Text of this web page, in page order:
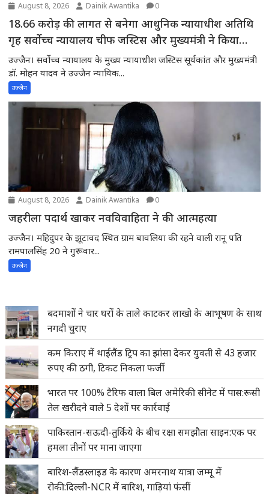
August 8, 2026 Dainik Awantika 0
18.66 करोड़ की लागत से बनेगा आधुनिक न्यायाधीश अतिथि
गृह सर्वोच्च न्यायालय चीफ जस्टिस और मुख्यमंत्री ने किया
भूमिपूजन
उज्जैन। सर्वोच्च न्यायालय के मुख्य न्यायाधीश जस्टिस सूर्यकांत और मुख्यमंत्री
डॉ. मोहन यादव ने उज्जैन न्यायिक...
उज्जैन
August 8, 2026 Dainik Awantika 0
जहरीला पदार्थ खाकर नवविवाहिता ने की आत्महत्या
उज्जैन। महिदुपर के झूटावद स्थित ग्राम बावलिया की रहने वाली रानू पति
रामपालसिंह 20 ने गुरूवार...
उज्जैन
बदमाशों ने चार घरों के ताले काटकर लाखो के आभूषण के साथ
नगदी चुराए
कम किराए में थाईलैंड ट्रिप का झांसा देकर युवती से 43 हजार
रुपए की ठगी, टिकट निकला फर्जी
भारत पर 100% टैरिफ वाला बिल अमेरिकी सीनेट में पास:रूसी
तेल खरीदने वाले 5 देशों पर कार्रवाई
पाकिस्तान-सऊदी-तुर्किये के बीच रक्षा समझौता साइन:एक पर
हमला तीनों पर माना जाएगा
बारिश-लैंडस्लाइड के कारण अमरनाथ यात्रा जम्मू में
रोकी:दिल्ली-NCR में बारिश, गाड़ियां फंसीं